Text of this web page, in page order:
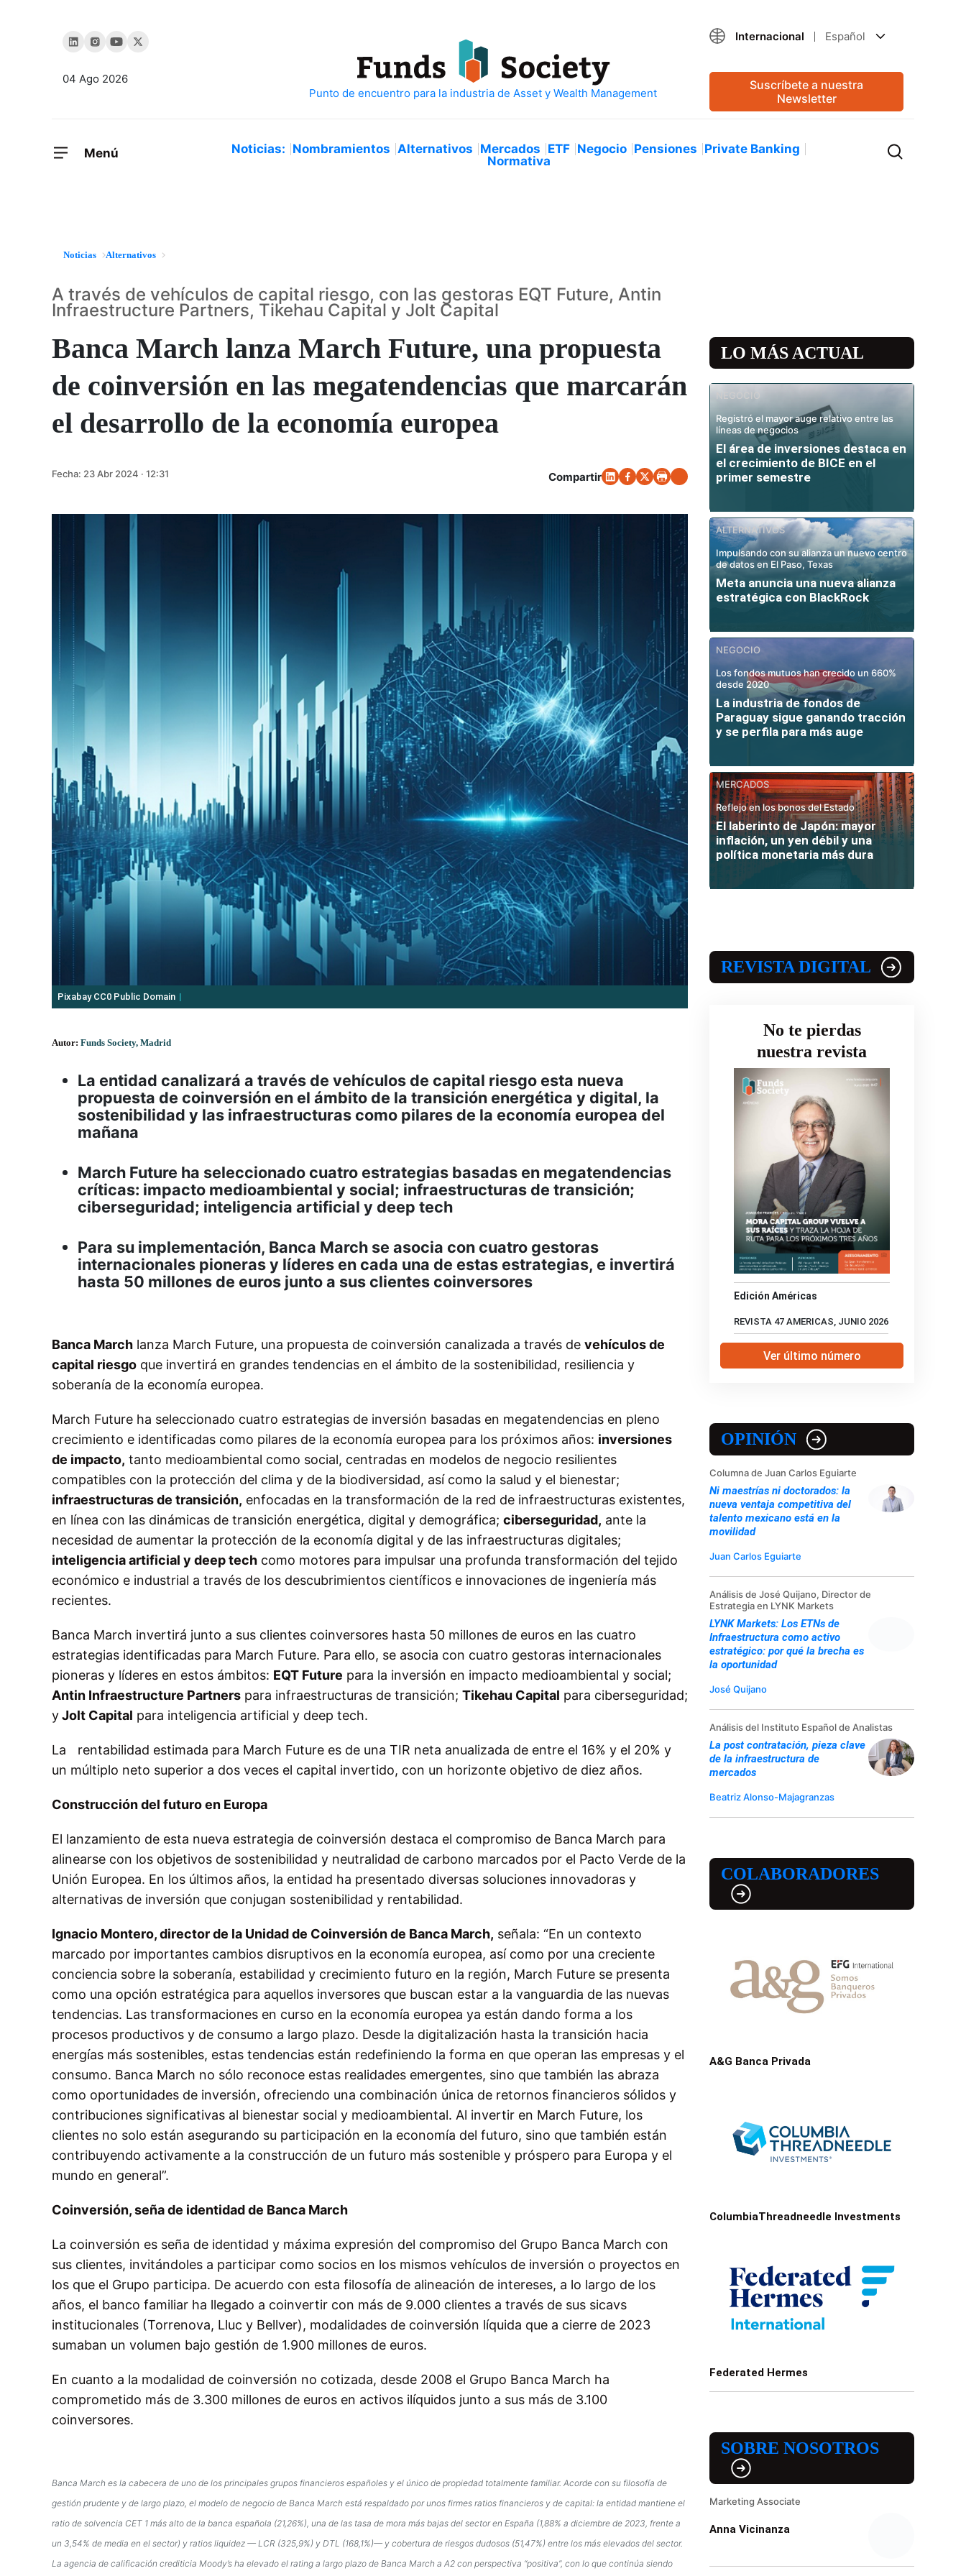
04 Ago 2026
Internacional Español
Suscríbete a nuestra
Newsletter
Menú Noticias: Nombramientos Alternativos Mercados ETF Negocio Pensiones Private Banking
Normativa
Noticias Alternativos
Banca March lanza March Future, una propuesta
de coinversión en las megatendencias que marcarán
el desarrollo de la economía europea
A través de vehículos de capital riesgo, con las gestoras EQT Future, Antin
Infraestructure Partners, Tikehau Capital y Jolt Capital
Fecha: 23 Abr 2024 · 12:31 Compartir
Pixabay CC0 Public Domain
Autor: Funds Society, Madrid
La entidad canalizará a través de vehículos de capital riesgo esta nueva
propuesta de coinversión en el ámbito de la transición energética y digital, la
sostenibilidad y las infraestructuras como pilares de la economía europea del
mañana
March Future ha seleccionado cuatro estrategias basadas en megatendencias
críticas: impacto medioambiental y social; infraestructuras de transición;
ciberseguridad; inteligencia artificial y deep tech
Para su implementación, Banca March se asocia con cuatro gestoras
internacionales pioneras y líderes en cada una de estas estrategias, e invertirá
hasta 50 millones de euros junto a sus clientes coinversores
Banca March lanza March Future, una propuesta de coinversión canalizada a través de vehículos de
capital riesgo que invertirá en grandes tendencias en el ámbito de la sostenibilidad, resiliencia y
soberanía de la economía europea.
March Future ha seleccionado cuatro estrategias de inversión basadas en megatendencias en pleno
crecimiento e identificadas como pilares de la economía europea para los próximos años: inversiones
de impacto, tanto medioambiental como social, centradas en modelos de negocio resilientes
compatibles con la protección del clima y de la biodiversidad, así como la salud y el bienestar;
infraestructuras de transición, enfocadas en la transformación de la red de infraestructuras existentes,
en línea con las dinámicas de transición energética, digital y demográfica; ciberseguridad, ante la
necesidad de aumentar la protección de la economía digital y de las infraestructuras digitales;
inteligencia artificial y deep tech como motores para impulsar una profunda transformación del tejido
económico e industrial a través de los descubrimientos científicos e innovaciones de ingeniería más
recientes.
Banca March invertirá junto a sus clientes coinversores hasta 50 millones de euros en las cuatro
estrategias identificadas para March Future. Para ello, se asocia con cuatro gestoras internacionales
pioneras y líderes en estos ámbitos: EQT Future para la inversión en impacto medioambiental y social;
Antin Infraestructure Partners para infraestructuras de transición; Tikehau Capital para ciberseguridad;
yJolt Capital para inteligencia artificial y deep tech.
La rentabilidad estimada para March Future es de una TIR neta anualizada de entre el 16% y el 20% y
un múltiplo neto superior a dos veces el capital invertido, con un horizonte objetivo de diez años.
Construcción del futuro en Europa
El lanzamiento de esta nueva estrategia de coinversión destaca el compromiso de Banca March para
alinearse con los objetivos de sostenibilidad y neutralidad de carbono marcados por el Pacto Verde de la
Unión Europea. En los últimos años, la entidad ha presentado diversas soluciones innovadoras y
alternativas de inversión que conjugan sostenibilidad y rentabilidad.
Ignacio Montero, director de la Unidad de Coinversión de Banca March, señala: “En un contexto
marcado por importantes cambios disruptivos en la economía europea, así como por una creciente
conciencia sobre la soberanía, estabilidad y crecimiento futuro en la región, March Future se presenta
como una opción estratégica para aquellos inversores que buscan estar a la vanguardia de las nuevas
tendencias. Las transformaciones en curso en la economía europea ya están dando forma a los
procesos productivos y de consumo a largo plazo. Desde la digitalización hasta la transición hacia
energías más sostenibles, estas tendencias están redefiniendo la forma en que operan las empresas y el
consumo. Banca March no sólo reconoce estas realidades emergentes, sino que también las abraza
como oportunidades de inversión, ofreciendo una combinación única de retornos financieros sólidos y
contribuciones significativas al bienestar social y medioambiental. Al invertir en March Future, los
clientes no solo están asegurando su participación en la economía del futuro, sino que también están
contribuyendo activamente a la construcción de un futuro más sostenible y próspero para Europa y el
mundo en general”.
Coinversión, seña de identidad de Banca March
La coinversión es seña de identidad y máxima expresión del compromiso del Grupo Banca March con
sus clientes, invitándoles a participar como socios en los mismos vehículos de inversión o proyectos en
los que el Grupo participa. De acuerdo con esta filosofía de alineación de intereses, a lo largo de los
años, el banco familiar ha llegado a coinvertir con más de 9.000 clientes a través de sus sicavs
institucionales (Torrenova, Lluc y Bellver), modalidades de coinversión líquida que a cierre de 2023
sumaban un volumen bajo gestión de 1.900 millones de euros.
En cuanto a la modalidad de coinversión no cotizada, desde 2008 el Grupo Banca March ha
comprometido más de 3.300 millones de euros en activos ilíquidos junto a sus más de 3.100
coinversores.
Banca March es la cabecera de uno de los principales grupos financieros españoles y el único de propiedad totalmente familiar. Acorde con su filosofía de
gestión prudente y de largo plazo, el modelo de negocio de Banca March está respaldado por unos firmes ratios financieros y de capital: la entidad mantiene el
ratio de solvencia CET 1 más alto de la banca española (21,26%), una de las tasa de mora más bajas del sector en España (1,88% a diciembre de 2023, frente a
un 3,54% de media en el sector) y ratios liquidez — LCR (325,9%) y DTL (168,1%)— y cobertura de riesgos dudosos (51,47%) entre los más elevados del sector.
La agencia de calificación crediticia Moody’s ha elevado el rating a largo plazo de Banca March a A2 con perspectiva “positiva”, con lo que continúa siendo
LO MÁS ACTUAL
NEGOCIO
Registró el mayor auge relativo entre las
líneas de negocios
El área de inversiones destaca en
el crecimiento de BICE en el
primer semestre
ALTERNATIVOS
Impulsando con su alianza un nuevo centro
de datos en El Paso, Texas
Meta anuncia una nueva alianza
estratégica con BlackRock
NEGOCIO
Los fondos mutuos han crecido un 660%
desde 2020
La industria de fondos de
Paraguay sigue ganando tracción
y se perfila para más auge
MERCADOS
Reflejo en los bonos del Estado
El laberinto de Japón: mayor
inflación, un yen débil y una
política monetaria más dura
REVISTA DIGITAL
No te pierdas
nuestra revista
Edición Américas
REVISTA 47 AMERICAS, JUNIO 2026
Ver último número
OPINIÓN
Columna de Juan Carlos Eguiarte
Ni maestrías ni doctorados: la
nueva ventaja competitiva del
talento mexicano está en la
movilidad
Juan Carlos Eguiarte
Análisis de José Quijano, Director de
Estrategia en LYNK Markets
LYNK Markets: Los ETNs de
Infraestructura como activo
estratégico: por qué la brecha es
la oportunidad
José Quijano
Análisis del Instituto Español de Analistas
La post contratación, pieza clave
de la infraestructura de
mercados
Beatriz Alonso-Majagranzas
COLABORADORES
A&G Banca Privada
ColumbiaThreadneedle Investments
Federated Hermes
SOBRE NOSOTROS
Marketing Associate
Anna Vicinanza